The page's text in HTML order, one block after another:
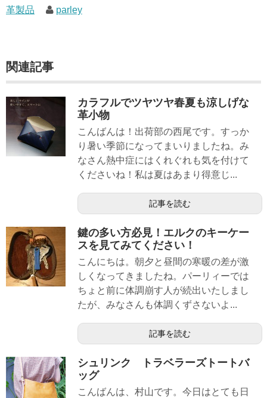
革製品
parley
関連記事
カラフルでツヤツヤ春夏も涼しげな
革小物
こんばんは！出荷部の西尾です。すっか
り暑い季節になってまいりましたね。み
なさん熱中症にはくれぐれも気を付けて
くださいね！私は夏はあまり得意じ...
記事を読む
鍵の多い方必見！エルクのキーケー
スを見てみてください！
こんにちは。朝夕と昼間の寒暖の差が激
しくなってきましたね。パーリィーでは
ちょと前に体調崩す人が続出いたしまし
たが、みなさんも体調くずさないよ...
記事を読む
シュリンク トラベラーズトートバ
ッグ
こんばんは、村山です。今日はとても日